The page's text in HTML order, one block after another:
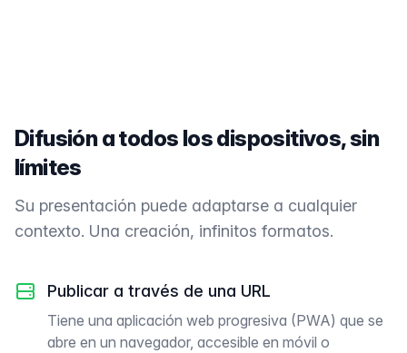
Difusión a todos los dispositivos, sin
límites
Su presentación puede adaptarse a cualquier
contexto. Una creación, infinitos formatos.
Publicar a través de una URL
Tiene una aplicación web progresiva (PWA) que se
abre en un navegador, accesible en móvil o